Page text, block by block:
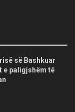
së Bashkuar
e paligjshëm të